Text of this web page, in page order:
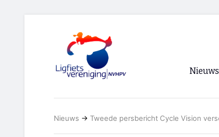
Nieuws
Nieuws → Tweede persbericht Cycle Vision